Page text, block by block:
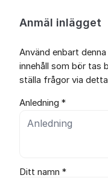
Anmäl inlägget
Använd enbart
innehåll som bör tas
ställa frågor via
Anledning *
Ditt namn *